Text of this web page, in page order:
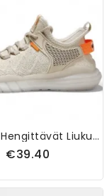
Miesten Hengittävät Liukumattomat Mukavat Kankaiset Urheilulliset Vapaa-Ajan Juoksukengät
€39.40